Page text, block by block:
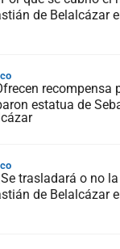
de Belalcázar
recompensa
estatua de
trasladará o no
de Belalcázar